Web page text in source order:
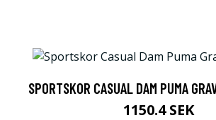
SPORTSKOR CASUAL DAM PUMA
1150.4 SEK